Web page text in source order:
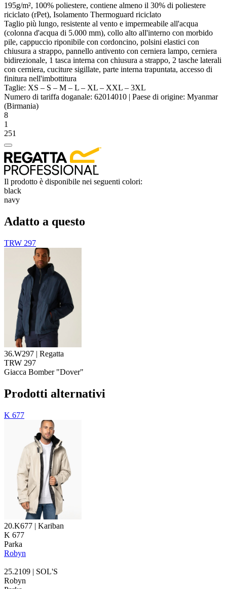
195g/m², 100% poliestere, contiene almeno il 30% di poliestere
riciclato (rPet), Isolamento Thermoguard riciclato
Taglio più lungo, resistente al vento e impermeabile all'acqua
(colonna d'acqua di 5.000 mm), collo alto all'interno con morbido
pile, cappuccio riponibile con cordoncino, polsini elastici con
chiusura a strappo, pannello antivento con cerniera lampo, cerniera
bidirezionale, 1 tasca interna con chiusura a strappo, 2 tasche laterali
con cerniera, cuciture sigillate, parte interna trapuntata, accesso di
finitura nell'imbottitura
Taglie: XS – S – M – L – XL – XXL – 3XL
Numero di tariffa doganale: 62014010 | Paese di origine: Myanmar
(Birmania)
8
1
251
Il prodotto è disponibile nei seguenti colori:
black
navy
Adatto a questo
TRW 297
36.W297 | Regatta
TRW 297
Giacca Bomber "Dover"
Prodotti alternativi
K 677
20.K677 | Kariban
K 677
Parka
Robyn
25.2109 | SOL'S
Robyn